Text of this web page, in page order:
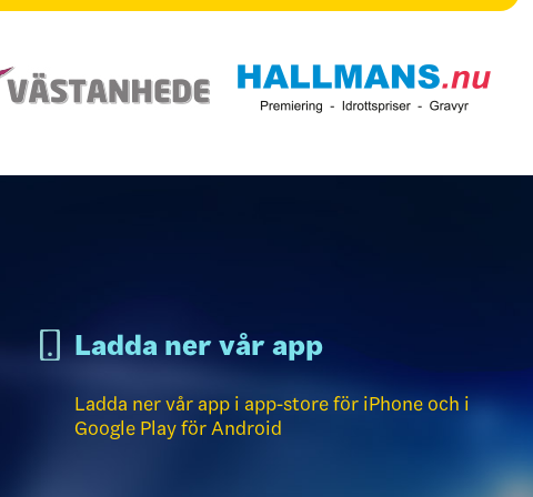
Ladda ner vår app
Ladda ner vår app i app-store för iPhone och i
Google Play för Android